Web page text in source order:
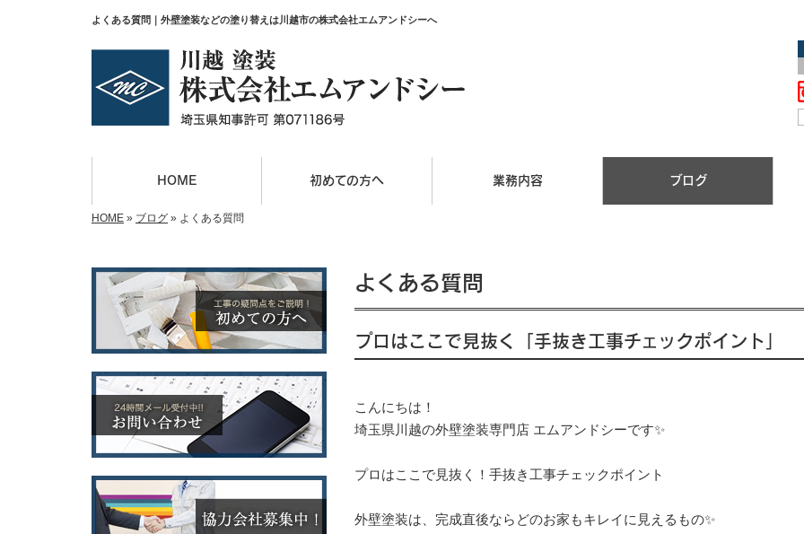
よくある質問｜外壁塗装などの塗り替えは川越市の株式会社エムアンドシーへ
HOME 初めての方へ 業務内容 ブログ
HOME » ブログ » よくある質問
よくある質問
プロはここで見抜く「手抜き工事チェックポイント」
こんにちは！
埼玉県川越の外壁塗装専門店 エムアンドシーです✨
プロはここで見抜く！手抜き工事チェックポイント
外壁塗装は、完成直後ならどのお家もキレイに見えるもの✨